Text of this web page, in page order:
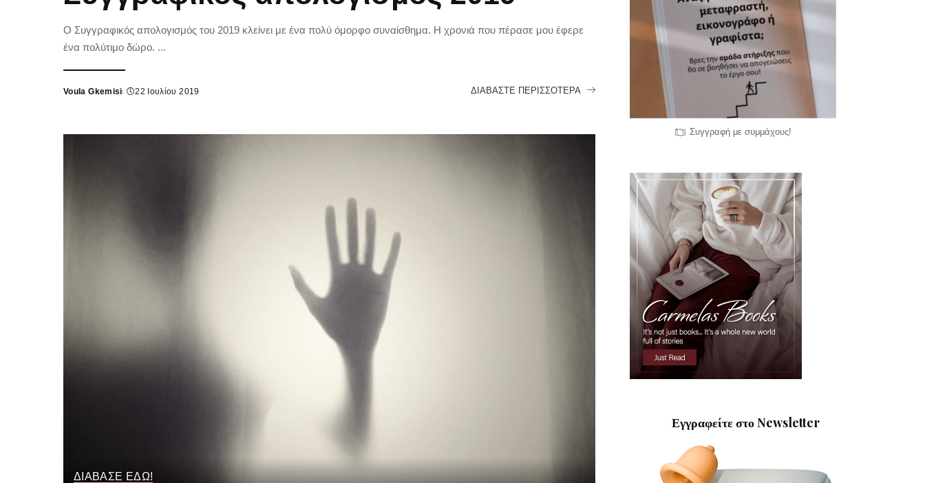
Ο Συγγραφικός απολογισμός του 2019 κλείνει με ένα πολύ όμορφο συναίσθημα. Η χρονιά που πέρασε μου έφερε
ένα πολύτιμο δώρο. ...
Voula Gkemisi 22 Ιουλίου 2019 ΔΙΑΒΆΣΤΕ ΠΕΡΙΣΣΌΤΕΡΑ
ΔΙΑΒΑΣΕ ΕΔΩ!
Συγγραφή με συμμάχους!
Εγγραφείτε στο Newsletter